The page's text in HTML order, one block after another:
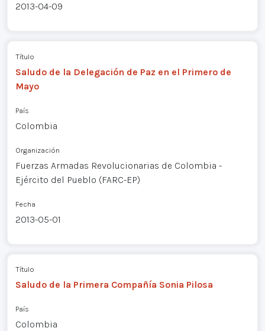
2013-04-09
Título
Saludo de la Delegación de Paz en el Primero de
Mayo
País
Colombia
Organización
Fuerzas Armadas Revolucionarias de Colombia -
Ejército del Pueblo (FARC-EP)
Fecha
2013-05-01
Título
Saludo de la Primera Compañía Sonia Pilosa
País
Colombia